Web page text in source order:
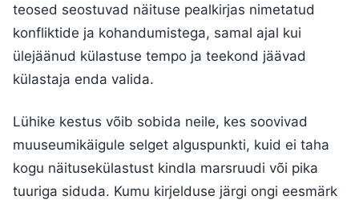
teosed seostuvad näituse pealkirjas nimetatud
konfliktide ja kohandumistega, samal ajal kui
ülejäänud külastuse tempo ja teekond jäävad
külastaja enda valida.
Lühike kestus võib sobida neile, kes soovivad
muuseumikäigule selget alguspunkti, kuid ei taha
kogu näitusekülastust kindla marsruudi või pika
tuuriga siduda. Kumu kirjelduse järgi ongi eesmärk